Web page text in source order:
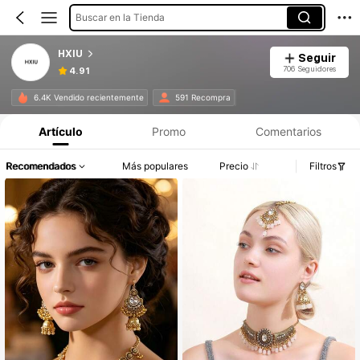
Buscar en la Tienda
HXIU
4.91
Seguir
706 Seguidores
6.4K Vendido recientemente 591 Recompra
Artículo Promo Comentarios
Recomendados Más populares Precio Filtros